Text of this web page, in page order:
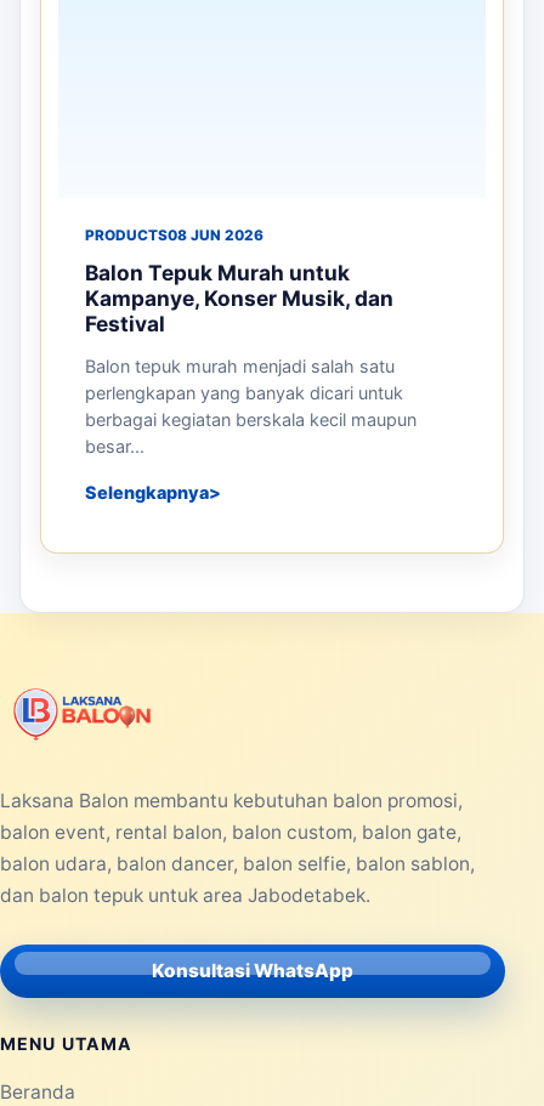
PRODUCTS08 JUN 2026
Balon Tepuk Murah untuk
Kampanye, Konser Musik, dan
Festival
Balon tepuk murah menjadi salah satu
perlengkapan yang banyak dicari untuk
berbagai kegiatan berskala kecil maupun
besar...
Selengkapnya
Laksana Balon membantu kebutuhan balon promosi,
balon event, rental balon, balon custom, balon gate,
balon udara, balon dancer, balon selfie, balon sablon,
dan balon tepuk untuk area Jabodetabek.
Konsultasi WhatsApp
MENU UTAMA
Beranda